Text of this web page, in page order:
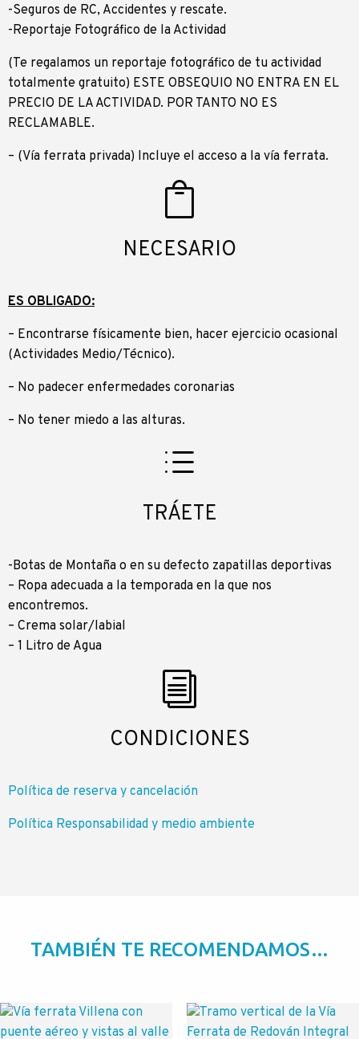
-Seguros de RC, Accidentes y rescate.
-Reportaje Fotográfico de la Actividad
(Te regalamos un reportaje fotográfico de tu actividad
totalmente gratuito) ESTE OBSEQUIO NO ENTRA EN EL
PRECIO DE LA ACTIVIDAD. POR TANTO NO ES
RECLAMABLE.
– (Vía ferrata privada) Incluye el acceso a la vía ferrata.
NECESARIO
ES OBLIGADO:
– Encontrarse físicamente bien, hacer ejercicio ocasional
(Actividades Medio/Técnico).
– No padecer enfermedades coronarias
– No tener miedo a las alturas.
TRÁETE
-Botas de Montaña o en su defecto zapatillas deportivas
– Ropa adecuada a la temporada en la que nos
encontremos.
– Crema solar/labial
– 1 Litro de Agua
CONDICIONES
Política de reserva y cancelación
Política Responsabilidad y medio ambiente
TAMBIÉN TE RECOMENDAMOS…